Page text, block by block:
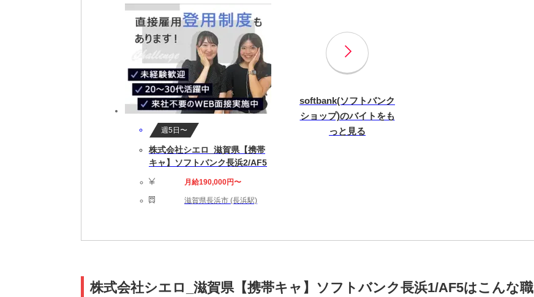
週5日〜
株式会社シエロ_滋賀県【携帯
キャ】ソフトバンク長浜2/AF5
月給190,000円〜
滋賀県長浜市 (長浜駅)
softbank(ソフトバンク
ショップ)のバイトをも
っと見る
株式会社シエロ_滋賀県【携帯キャ】ソフトバンク長浜1/AF5はこんな職